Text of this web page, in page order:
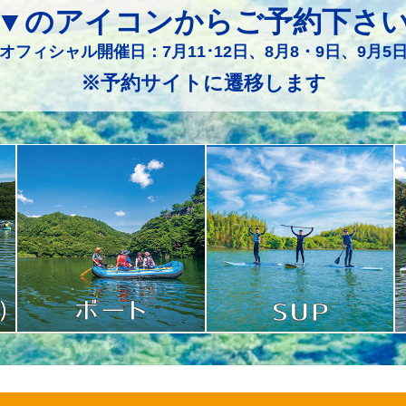
のアイコンからご予約下さ
フィシャル開催日：7月11･12日、8月8・9日、9月5
※予約サイトに遷移します